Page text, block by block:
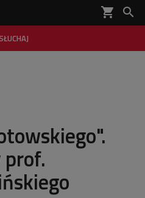
shopping_cart 
